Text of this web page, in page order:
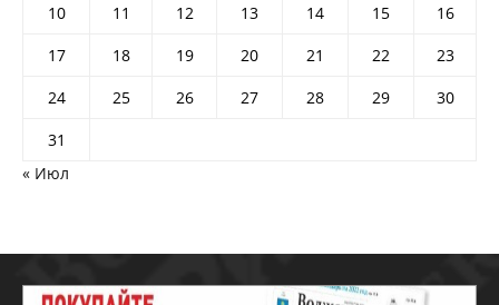
10
11 12 13 14 15
16
17
18 19 20 21 22
23
24
25 26 27 28 29
30
31
« Июл